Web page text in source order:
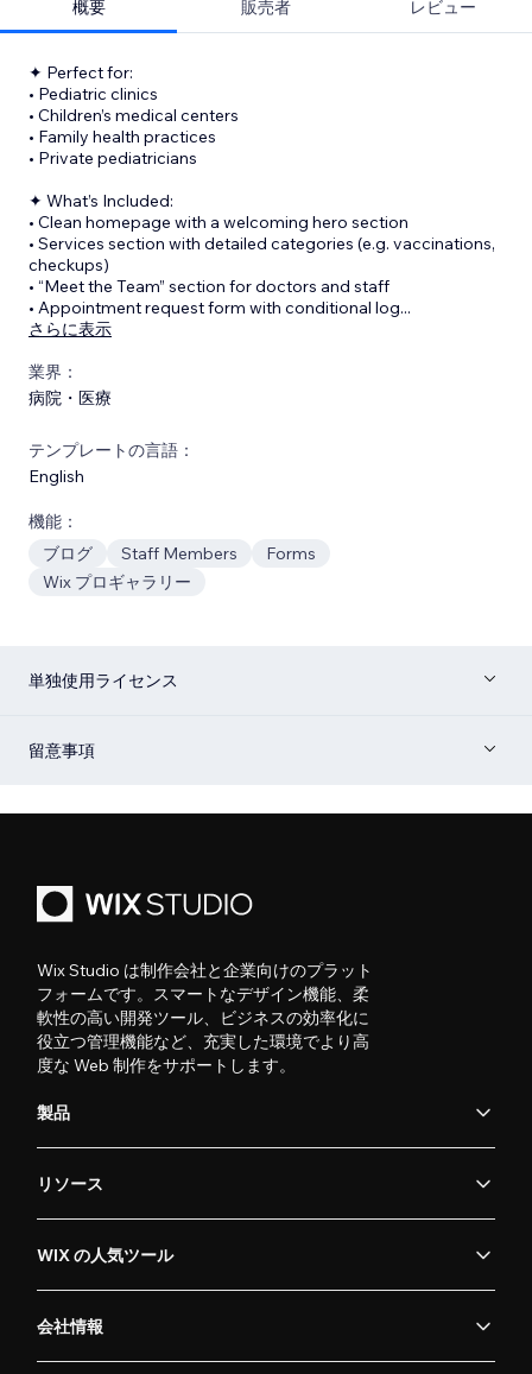
概要 販売者 レビュー
✦ Perfect for:
• Pediatric clinics
• Children’s medical centers
• Family health practices
• Private pediatricians
✦ What’s Included:
• Clean homepage with a welcoming hero section
• Services section with detailed categories (e.g. vaccinations,
checkups)
• “Meet the Team” section for doctors and staff
• Appointment request form with conditional log...
さらに表示
業界：
病院・医療
テンプレートの言語：
English
機能：
ブログ
Staff Members
Forms
Wix プロギャラリー
単独使用ライセンス
留意事項
Wix Studio は制作会社と企業向けのプラット
フォームです。スマートなデザイン機能、柔
軟性の高い開発ツール、ビジネスの効率化に
役立つ管理機能など、充実した環境でより高
度な Web 制作をサポートします。
製品
リソース
WIX の人気ツール
会社情報